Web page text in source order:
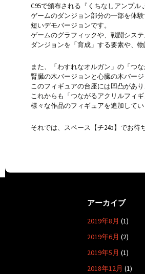
C95で頒布される『くちなしアンプル
ゲームのダンジョン部分の一部を体
短いデモバージョンです。
ゲームのグラフィックや、戦闘シス
ダンジョンを「育成」する要素や、
また、「わすれなオルガン」の「つ
腎臓の木バージョンと心臓の木バー
このフィギュアの台座には凹凸があ
これからも「つながるアクリルフィ
様々な作品のフィギュアを追加してい
それでは、スペース【チ24b】でお待
アーカイブ
2019年8月 (1)
2019年6月 (2)
2019年5月 (1)
2018年12月 (1)